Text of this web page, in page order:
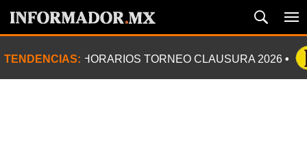
TENDENCIAS: HORARIOS TORNEO CLAUSURA 2026